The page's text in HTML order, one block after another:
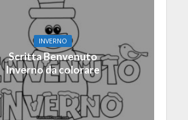
INVERNO
Scritta Benvenuto
Inverno da colorare